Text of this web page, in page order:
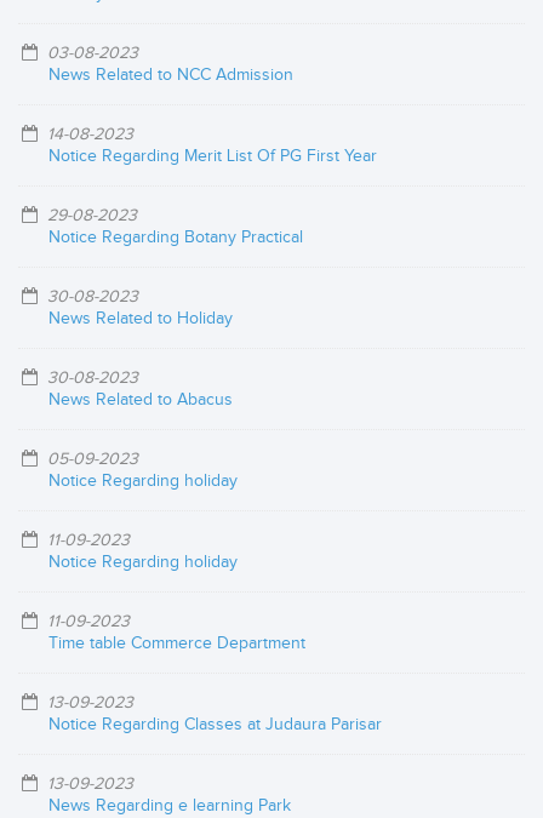
03-08-2023
News Related to NCC Admission
14-08-2023
Notice Regarding Merit List Of PG First Year
29-08-2023
Notice Regarding Botany Practical
30-08-2023
News Related to Holiday
30-08-2023
News Related to Abacus
05-09-2023
Notice Regarding holiday
11-09-2023
Notice Regarding holiday
11-09-2023
Time table Commerce Department
13-09-2023
Notice Regarding Classes at Judaura Parisar
13-09-2023
News Regarding e learning Park